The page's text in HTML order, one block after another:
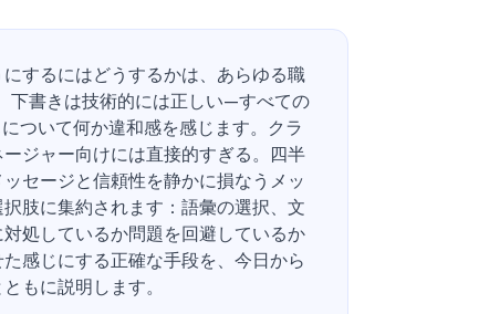
するにはどうするかは、あらゆる職
下書きは技術的には正しい—すべての
ついて何か違和感を感じます。クラ
ジャー向けには直接的すぎる。四半
セージと信頼性を静かに損なうメッ
肢に集約されます：語彙の選択、文
処しているか問題を回避しているか
感じにする正確な手段を、今日から
もに説明します。